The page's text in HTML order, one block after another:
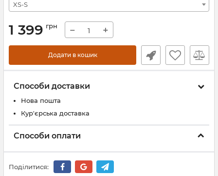
XS-S
1 399 грн − +
Додати в кошик
Способи доставки
Нова пошта
Кур'єрська доставка
Способи оплати
Поділитися: